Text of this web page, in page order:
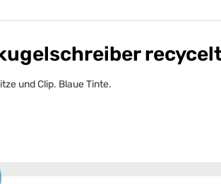
und Clip. Blaue Tinte.